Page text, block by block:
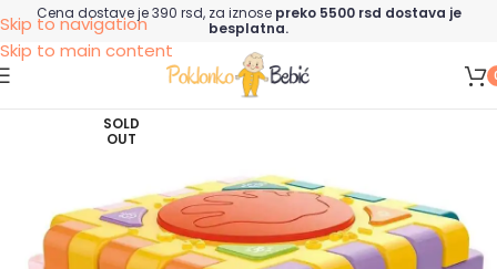
Skip to navigation
Skip to main content
Cena dostave je 390 rsd, za iznose preko 5500 rsd dostava je
besplatna.
SOLD
OUT